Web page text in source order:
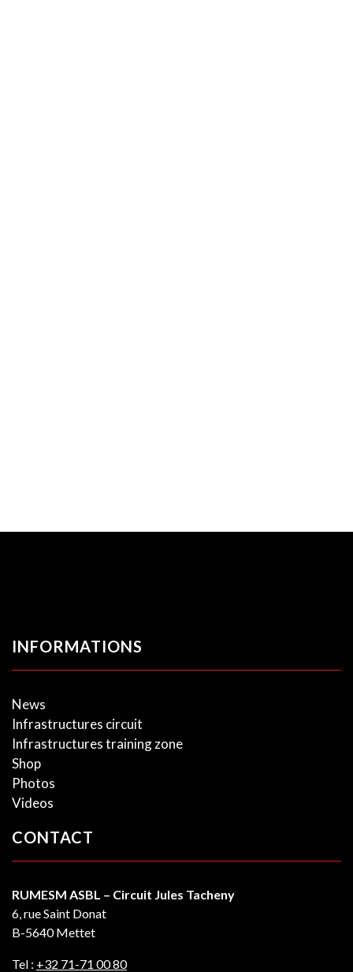
INFORMATIONS
News
Infrastructures circuit
Infrastructures training zone
Shop
Photos
Videos
CONTACT
RUMESM ASBL – Circuit Jules Tacheny
6, rue Saint Donat
B-5640 Mettet
Tel : +32 71-71 00 80